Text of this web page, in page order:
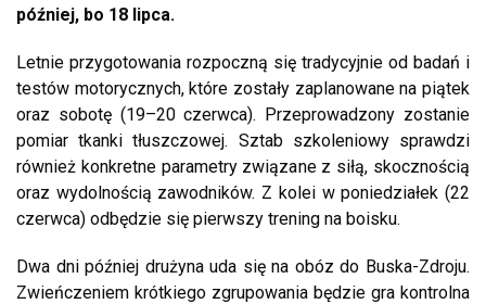
później, bo 18 lipca.
Letnie przygotowania rozpoczną się tradycyjnie od badań i
testów motorycznych, które zostały zaplanowane na piątek
oraz sobotę (19–20 czerwca). Przeprowadzony zostanie
pomiar tkanki tłuszczowej. Sztab szkoleniowy sprawdzi
również konkretne parametry związane z siłą, skocznością
oraz wydolnością zawodników. Z kolei w poniedziałek (22
czerwca) odbędzie się pierwszy trening na boisku.
Dwa dni później drużyna uda się na obóz do Buska-Zdroju.
Zwieńczeniem krótkiego zgrupowania będzie gra kontrolna